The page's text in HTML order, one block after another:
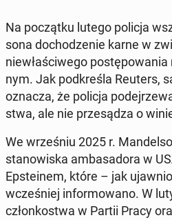
Na po­cząt­ku lutego policja
so­na do­cho­dze­nie karne w
nie­wła­ści­we­go
nym. Jak pod­kre­śla Reuters,
oznacza, że policja
stwa, ale nie prze­są­dza o
We wrze­śniu 2025 r.
sta­no­wi­ska am­ba­sa­do­ra w
Ep­ste­inem, które – jak
wcze­śniej in­for­mo­wa­no. W
człon­ko­stwa w Partii Pracy